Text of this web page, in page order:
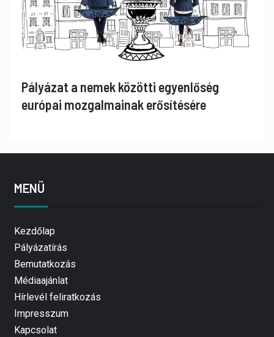
Pályázat a nemek közötti egyenlőség
európai mozgalmainak erősítésére
MENÜ
Kezdőlap
Pályázatírás
Bemutatkozás
Médiaajánlat
Hírlevél feliratkozás
Impresszum
Kapcsolat